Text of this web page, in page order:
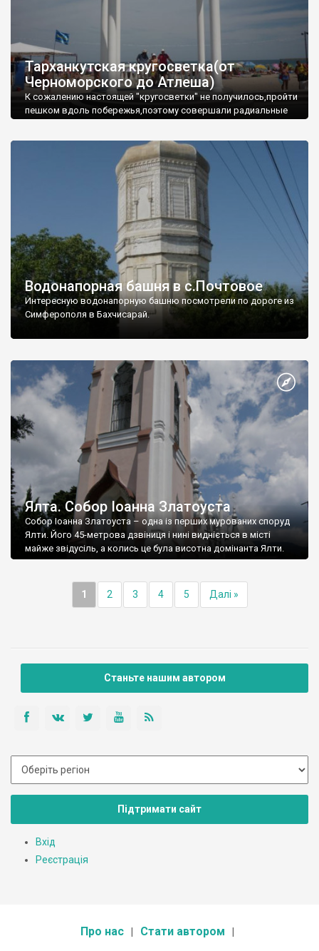
Тарханкутская кругосветка(от
Черноморского до Атлеша)
К сожалению настоящей "кругосветки" не получилось,пройти
пешком вдоль побережья,поэтому совершали радиальные
Водонапорная башня в с.Почтовое
Интересную водонапорную башню посмотрели по дороге из
Симферополя в Бахчисарай.
Ялта. Собор Іоанна Златоуста
Собор Іоанна Златоуста – одна із перших мурованих споруд
Ялти. Його 45-метрова дзвіниця і нині видніється в місті
майже звідусіль, а колись це була висотна домінанта Ялти.
1 2 3 4 5 Далі »
Станьте нашим автором
Підтримати сайт
Вхід
Реєстрація
Про нас Стати автором